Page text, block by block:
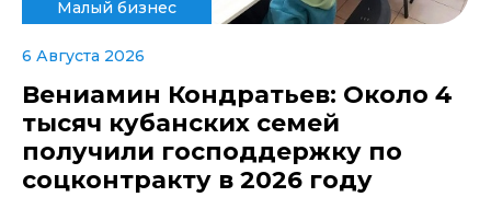
Малый бизнес
6 Августа 2026
Вениамин Кондратьев: Около 4
тысяч кубанских семей
получили господдержку по
соцконтракту в 2026 году